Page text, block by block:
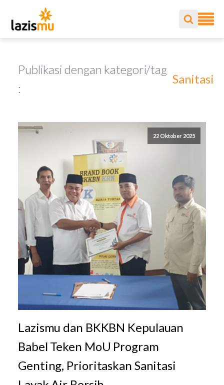
Publikasi dengan kategori/tag
:
Sanitasi
22 Oktober 2025
Lazismu dan BKKBN Kepulauan
Babel Teken MoU Program
Genting, Prioritaskan Sanitasi